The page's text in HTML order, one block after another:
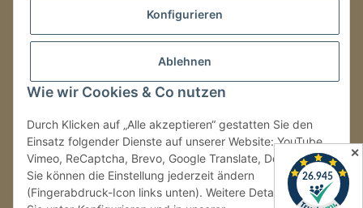
Konfigurieren
Ablehnen
Wie wir Cookies & Co nutzen
Durch Klicken auf „Alle akzeptieren“ gestatten Sie den
Einsatz folgender Dienste auf unserer Website: YouTube,
Vimeo, ReCaptcha, Brevo, Google Translate, Doofinder.
Sie können die Einstellung jederzeit ändern
(Fingerabdruck-Icon links unten). Weitere Details finden
Packmonster Fulfillment
SJS Carstyling Lager
Retouren ausschließlich an diese Adresse.
Tel.:+49 (0) 30 36417228
E-Mail:info@sjs-carstyling.com
✕